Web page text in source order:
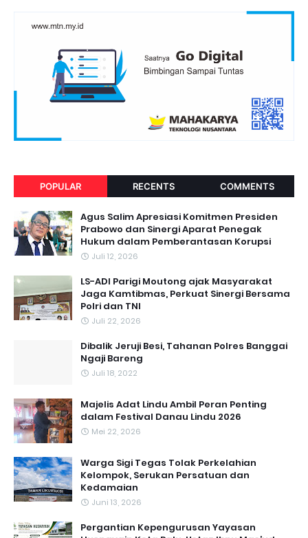
POPULAR RECENTS COMMENTS
Agus Salim Apresiasi Komitmen Presiden
Prabowo dan Sinergi Aparat Penegak
Hukum dalam Pemberantasan Korupsi
Juli 12, 2026
LS-ADI Parigi Moutong ajak Masyarakat
Jaga Kamtibmas, Perkuat Sinergi Bersama
Polri dan TNI
Juli 22, 2026
Dibalik Jeruji Besi, Tahanan Polres Banggai
Ngaji Bareng
Juli 18, 2022
Majelis Adat Lindu Ambil Peran Penting
dalam Festival Danau Lindu 2026
Mei 22, 2026
Warga Sigi Tegas Tolak Perkelahian
Kelompok, Serukan Persatuan dan
Kedamaian
Juni 13, 2026
Pergantian Kepengurusan Yayasan